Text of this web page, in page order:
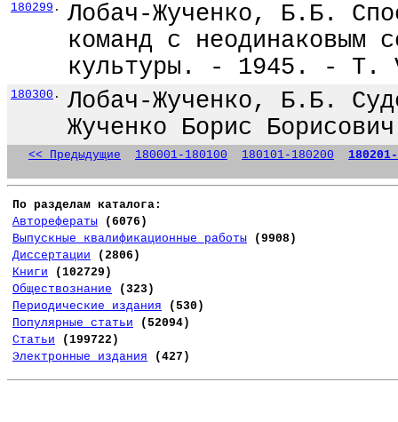
180299 .
Лобач-Жученко, Б.Б.
команд с неодинаковым
культуры. - 1945. -
180300 .
Лобач-Жученко, Б.Б.
Жученко Борис
<< Предыдущие 180001-180100 180101-180200
По разделам каталога:
Авторефераты
(6076)
Выпускные квалификационные работы
(9908)
Диссертации
(2806)
Книги
(102729)
Обществознание
(323)
Периодические издания
(530)
Популярные статьи
(52094)
Статьи
(199722)
Электронные издания
(427)